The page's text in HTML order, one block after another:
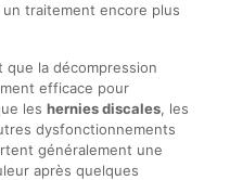
traitement encore plus
la décompression
efficace pour
les hernies discales, les
dysfonctionnements
généralement une
après quelques